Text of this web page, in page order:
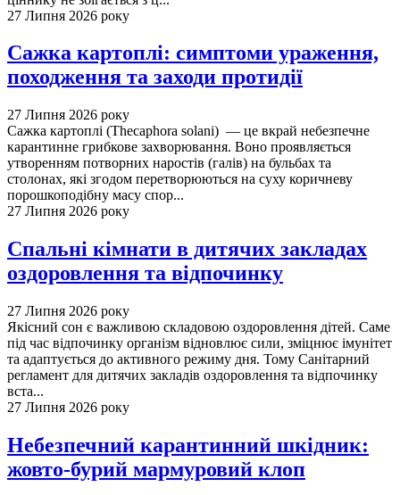
27 Липня 2026 року
Сажка картоплі: симптоми ураження,
походження та заходи протидії
27 Липня 2026 року
Сажка картоплі (Thecaphora solani) — це вкрай небезпечне
карантинне грибкове захворювання. Воно проявляється
утворенням потворних наростів (галів) на бульбах та
столонах, які згодом перетворюються на суху коричневу
порошкоподібну масу спор...
27 Липня 2026 року
Спальні кімнати в дитячих закладах
оздоровлення та відпочинку
27 Липня 2026 року
Якісний сон є важливою складовою оздоровлення дітей. Саме
під час відпочинку організм відновлює сили, зміцнює імунітет
та адаптується до активного режиму дня. Тому Санітарний
регламент для дитячих закладів оздоровлення та відпочинку
вста...
27 Липня 2026 року
Небезпечний карантинний шкідник:
жовто-бурий мармуровий клоп